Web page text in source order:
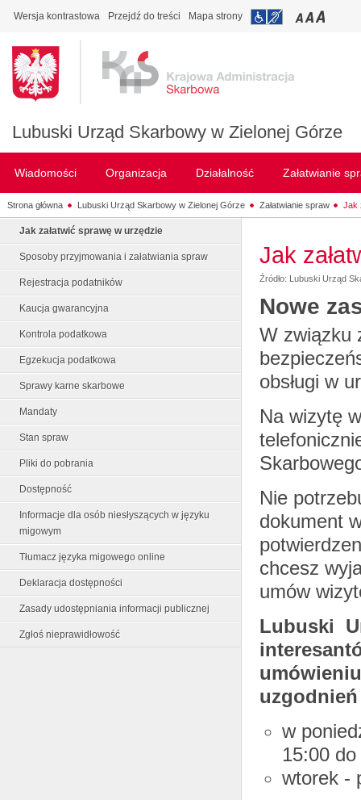
Wersja kontrastowa Przejdź do treści Mapa strony
Lubuski Urząd Skarbowy w Zielonej Górze
Wiadomości Organizacja Działalność Załatwianie
Strona główna Lubuski Urząd Skarbowy w Zielonej Górze Załatwianie spraw Jak
Jak załatwić sprawę w urzędzie
Sposoby przyjmowania i załatwiania spraw
Rejestracja podatników
Kaucja gwarancyjna
Kontrola podatkowa
Egzekucja podatkowa
Sprawy karne skarbowe
Mandaty
Stan spraw
Pliki do pobrania
Dostępność
Informacje dla osób niesłyszących w języku
migowym
Tłumacz języka migowego online
Deklaracja dostępności
Zasady udostępniania informacji publicznej
Zgłoś nieprawidłowość
Jak
Źródło: Lubuski Urząd
Nowe
W związku
obsługi w
Na wizytę
Nie
dokument
chcesz
umów
Lubuski
uzgodnień
w
15:00
wtorek -